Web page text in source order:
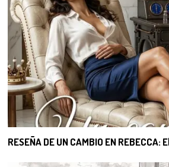
RESEÑA DE UN CAMBIO EN